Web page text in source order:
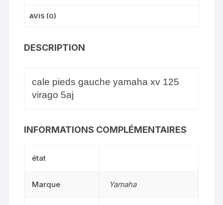
AVIS (0)
DESCRIPTION
cale pieds gauche yamaha xv 125
virago 5aj
INFORMATIONS COMPLÉMENTAIRES
état
Marque Yamaha